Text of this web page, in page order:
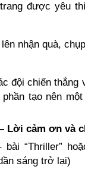
được yêu
nhận quà,
đội chiến thắng
tạo nên
Lời cảm ơn và
“Thriller”
sáng trở lại)